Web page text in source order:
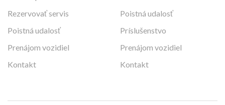
Rezervovať servis
Poistná udalosť
Prenájom vozidiel
Kontakt
Poistná udalosť
Príslušenstvo
Prenájom vozidiel
Kontakt